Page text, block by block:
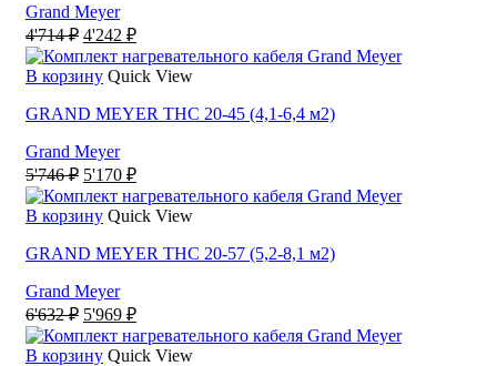
Grand Meyer
4'714₽ Первоначальная
цена
составляла
4'242 ₽Текущая
цена:
4'242 ₽.
В корзину Quick View
GRAND MEYER THC 20-45 (4,1-6,4 м2)
Grand Meyer
5'746₽ Первоначальная
цена
составляла
5'170 ₽Текущая
цена:
5'170 ₽.
В корзину Quick View
GRAND MEYER THC 20-57 (5,2-8,1 м2)
Grand Meyer
6'632₽ Первоначальная
цена
составляла
5'969 ₽Текущая
цена:
5'969 ₽.
В корзину Quick View